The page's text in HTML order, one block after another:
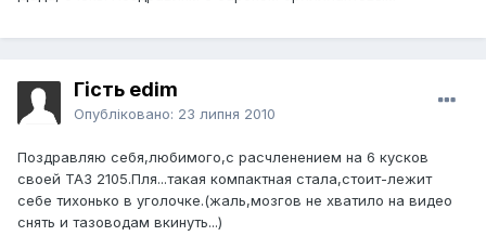
Гість edim
Опубліковано: 23 липня 2010
Поздравляю себя,любимого,с расчленением на 6 кусков
своей ТАЗ 2105.Пля...такая компактная стала,стоит-лежит
себе тихонько в уголочке.(жаль,мозгов не хватило на видео
снять и тазоводам вкинуть...)